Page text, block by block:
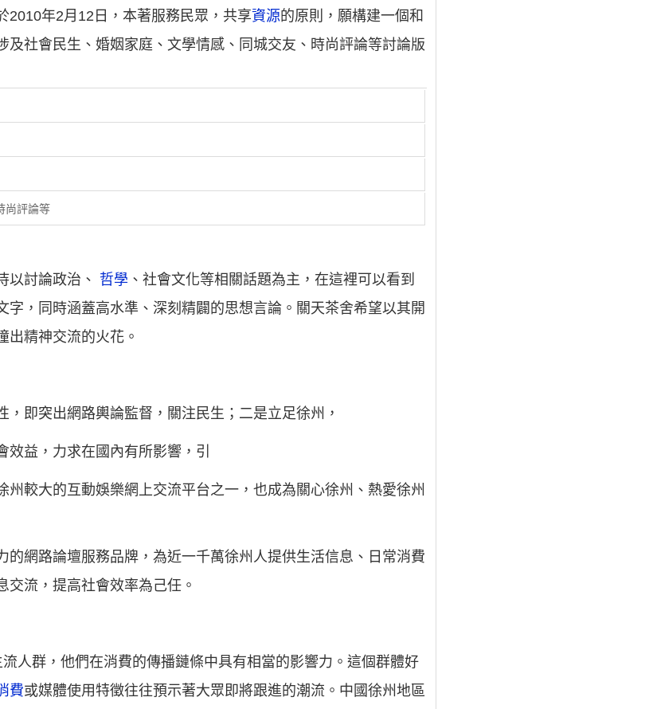
2010年2月12日，本著服務民眾，共享資源的原則，願構建一個和
社會民生、婚姻家庭、文學情感、同城交友、時尚評論等討論版
尚評論等
以討論政治、 哲學 、社會文化等相關話題為主，在這裡可以看到
，同時涵蓋高水準、深刻精闢的思想言論。關天茶舍希望以其開
出精神交流的火花。
即突出網路輿論監督，關注民生；二是立足徐州，
益，力求在國內有所影響，引
較大的互動娛樂網上交流平台之一，也成為關心徐州、熱愛徐州
網路論壇服務品牌，為近一千萬徐州人提供生活信息、日常消費
流，提高社會效率為己任。
人群，他們在消費的傳播鏈條中具有相當的影響力。這個群體好
費或媒體使用特徵往往預示著大眾即將跟進的潮流。中國徐州地區